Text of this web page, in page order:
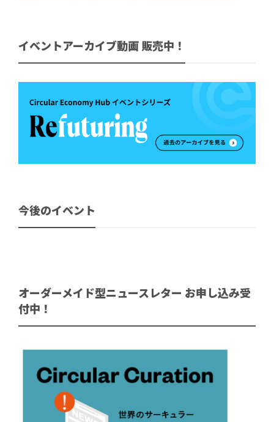
イベントアーカイブ動画 販売中！
今後のイベント
オーダーメイド型ニュースレター お申し込み受
付中！